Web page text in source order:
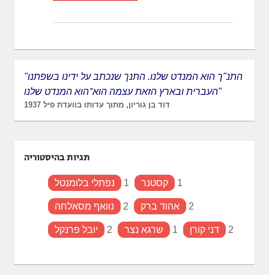
"התנ"ך הוא המנדט שלנו. התנך שנכתב על ידינו בשפתנו
העברית ובארץ הזאת עצמה הוא־הוא המנדט שלנו"
דוד בן גוריון, מתוך עדותו בוועדת פיל 1937
תגיות בהיסטוריה
נפתלי בלומנטל 1 קסטנר 1
נוואף מסאלחה 2 אהוד ברק 2
יובל פרנקל 2 שרגא נצר 1 דני קורן 2